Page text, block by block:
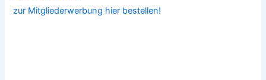
zur Mitgliederwerbung hier bestellen!